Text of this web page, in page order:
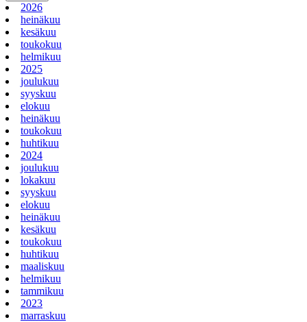
2026
heinäkuu
kesäkuu
toukokuu
helmikuu
2025
joulukuu
syyskuu
elokuu
heinäkuu
toukokuu
huhtikuu
2024
joulukuu
lokakuu
syyskuu
elokuu
heinäkuu
kesäkuu
toukokuu
huhtikuu
maaliskuu
helmikuu
tammikuu
2023
marraskuu